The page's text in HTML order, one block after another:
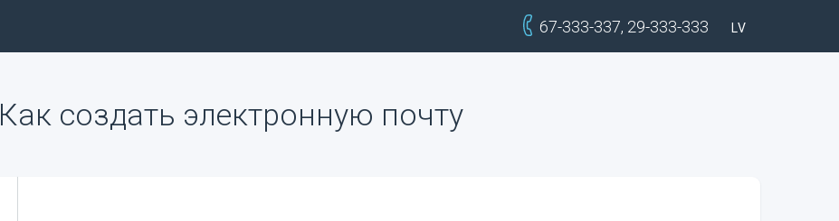
67-333-337, 29-333-333 LV
Как создать электронную почту